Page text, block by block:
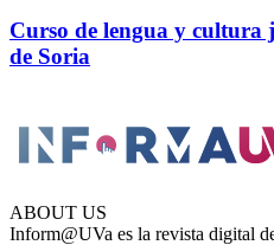
Curso de lengua y cultura
de Soria
ABOUT US
Inform@UVa es la revista digital